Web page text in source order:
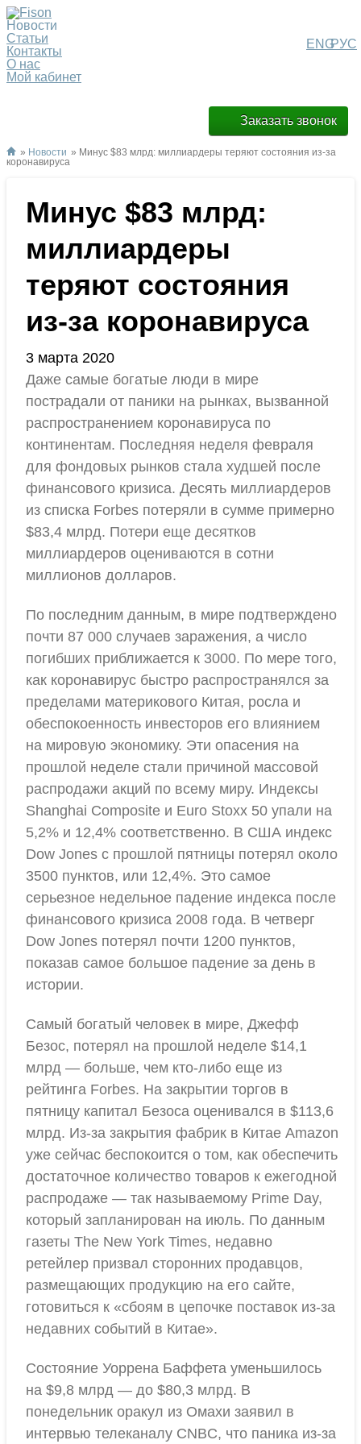
РУС
ENG
Новости
Статьи
Контакты
О нас
Мой кабинет
Заказать звонок
» Новости » Минус $83 млрд: миллиардеры теряют состояния из-за
коронавируса
Минус $83 млрд:
миллиардеры
теряют состояния
из-за коронавируса
3 марта 2020
Даже самые богатые люди в мире
пострадали от паники на рынках, вызванной
распространением коронавируса по
континентам. Последняя неделя февраля
для фондовых рынков стала худшей после
финансового кризиса. Десять миллиардеров
из списка Forbes потеряли в сумме примерно
$83,4 млрд. Потери еще десятков
миллиардеров оцениваются в сотни
миллионов долларов.
По последним данным, в мире подтверждено
почти 87 000 случаев заражения, а число
погибших приближается к 3000. По мере того,
как коронавирус быстро распространялся за
пределами материкового Китая, росла и
обеспокоенность инвесторов его влиянием
на мировую экономику. Эти опасения на
прошлой неделе стали причиной массовой
распродажи акций по всему миру. Индексы
Shanghai Composite и Euro Stoxx 50 упали на
5,2% и 12,4% соответственно. В США индекс
Dow Jones с прошлой пятницы потерял около
3500 пунктов, или 12,4%. Это самое
серьезное недельное падение индекса после
финансового кризиса 2008 года. В четверг
Dow Jones потерял почти 1200 пунктов,
показав самое большое падение за день в
истории.
Самый богатый человек в мире, Джефф
Безос, потерял на прошлой неделе $14,1
млрд — больше, чем кто-либо еще из
рейтинга Forbes. На закрытии торгов в
пятницу капитал Безоса оценивался в $113,6
млрд. Из-за закрытия фабрик в Китае Amazon
уже сейчас беспокоится о том, как обеспечить
достаточное количество товаров к ежегодной
распродаже — так называемому Prime Day,
который запланирован на июль. По данным
газеты The New York Times, недавно
ретейлер призвал сторонних продавцов,
размещающих продукцию на его сайте,
готовиться к «сбоям в цепочке поставок из-за
недавних событий в Китае».
Состояние Уоррена Баффета уменьшилось
на $9,8 млрд — до $80,3 млрд. В
понедельник оракул из Омахи заявил в
интервью телеканалу CNBC, что паника из-за